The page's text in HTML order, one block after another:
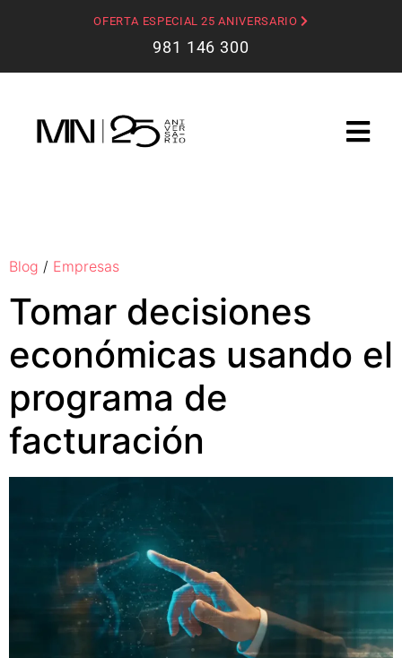
OFERTA ESPECIAL 25 ANIVERSARIO
981 146 300
Blog / Empresas
Tomar decisiones
económicas usando el
programa de
facturación